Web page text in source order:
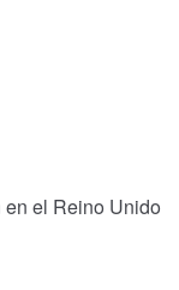
el Reino Unido